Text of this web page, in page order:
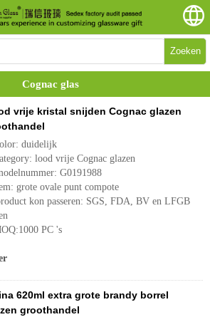
Zoeken
Cognac glas
vrije kristal snijden Cognac glazen
duidelijk
lood vrije Cognac glazen
G0191988
grote ovale punt compote
kon passeren: SGS, FDA, BV en LFGB
PC 's
620ml extra grote brandy borrel
groothandel